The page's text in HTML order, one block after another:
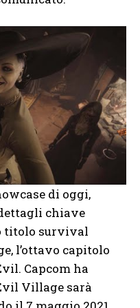
di oggi,
chiave
titolo survival
l’ottavo capitolo
Capcom ha
Village sarà